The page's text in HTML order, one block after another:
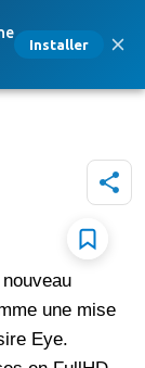
Installer
une mise
Eye.